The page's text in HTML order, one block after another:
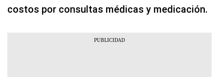
costos por consultas médicas y medicación.